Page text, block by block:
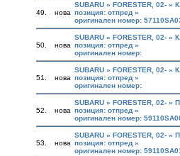
49. нова
SUBARU » FORESTER, 02- »
позиция: отпред »
оригинален номер:
50. нова
SUBARU » FORESTER, 02- »
позиция: отпред »
оригинален номер:
51. нова
SUBARU » FORESTER, 02- »
позиция: отпред »
оригинален номер:
52. нова
SUBARU » FORESTER, 02-
позиция: отпред »
оригинален номер:
53. нова
SUBARU » FORESTER, 02-
позиция: отпред »
оригинален номер: